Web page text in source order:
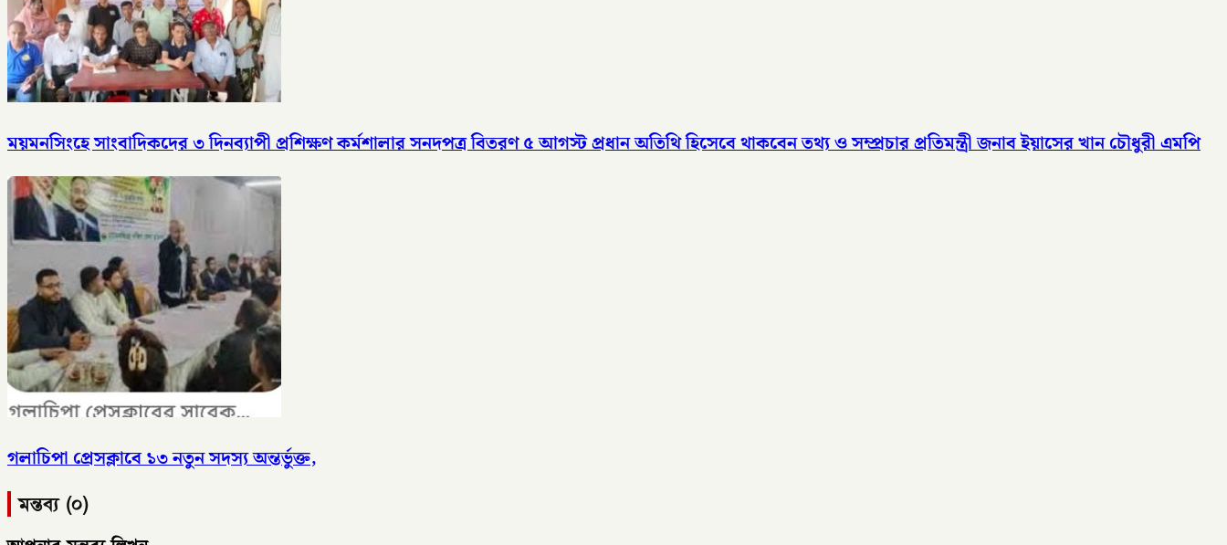
ময়মনসিংহে সাংবাদিকদের ৩ দিনব্যাপী প্রশিক্ষণ কর্মশালার সনদপত্র বিতরণ ৫ আগস্ট​ প্রধান অতিথি হিসেবে থাকবেন তথ্য ও সম্প্রচার প্রতিমন্ত্রী জনাব ইয়াসের খান চৌধুরী এমপি
গলাচিপা প্রেসক্লাবে ১৩ নতুন সদস্য অন্তর্ভুক্ত,
মন্তব্য (০)